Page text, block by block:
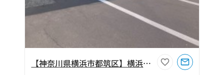
【神奈川県横浜市都筑区】横浜中央２